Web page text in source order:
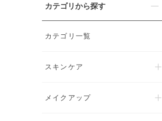
カテゴリから探す
カテゴリ一覧
スキンケア
メイクアップ